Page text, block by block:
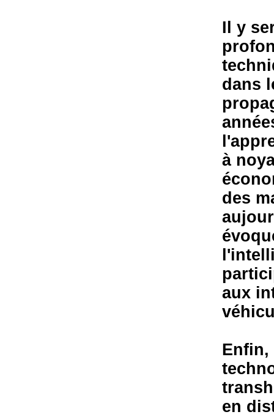
Il y
dans
à
des
aux
Enfin,
en